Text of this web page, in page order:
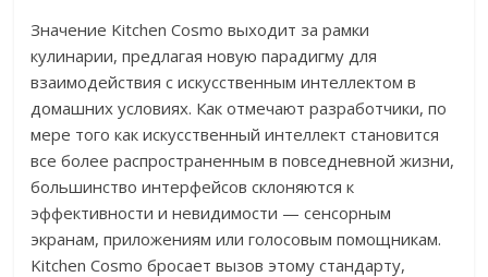
Значение Kitchen Cosmo выходит за рамки
кулинарии, предлагая новую парадигму для
взаимодействия с искусственным интеллектом в
домашних условиях. Как отмечают разработчики, по
мере того как искусственный интеллект становится
все более распространенным в повседневной жизни,
большинство интерфейсов склоняются к
эффективности и невидимости — сенсорным
экранам, приложениям или голосовым помощникам.
Kitchen Cosmo бросает вызов этому стандарту,